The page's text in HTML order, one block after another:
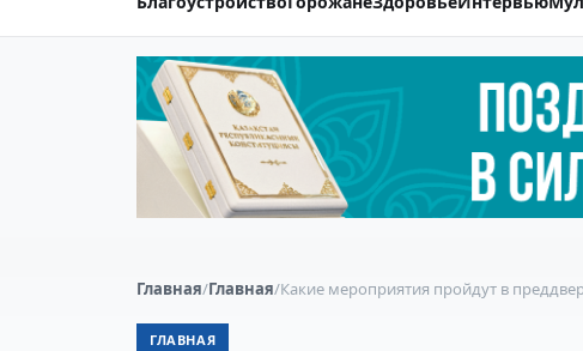
Главная/Главная/Какие мероприятия пройдут в
ГЛАВНАЯ